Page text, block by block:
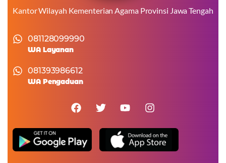
Kantor Wilayah Kementerian Agama Provinsi Jawa Tengah
081128099990
WA Layanan
081393986612
WA Pengaduan